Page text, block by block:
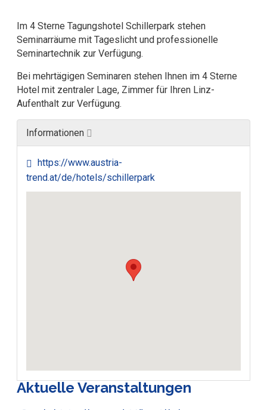
Im 4 Sterne Tagungshotel Schillerpark stehen
Seminarräume mit Tageslicht und professionelle
Seminartechnik zur Verfügung.
Bei mehrtägigen Seminaren stehen Ihnen im 4 Sterne
Hotel mit zentraler Lage, Zimmer für Ihren Linz-
Aufenthalt zur Verfügung.
Informationen
https://www.austria-
trend.at/de/hotels/schillerpark
Aktuelle Veranstaltungen